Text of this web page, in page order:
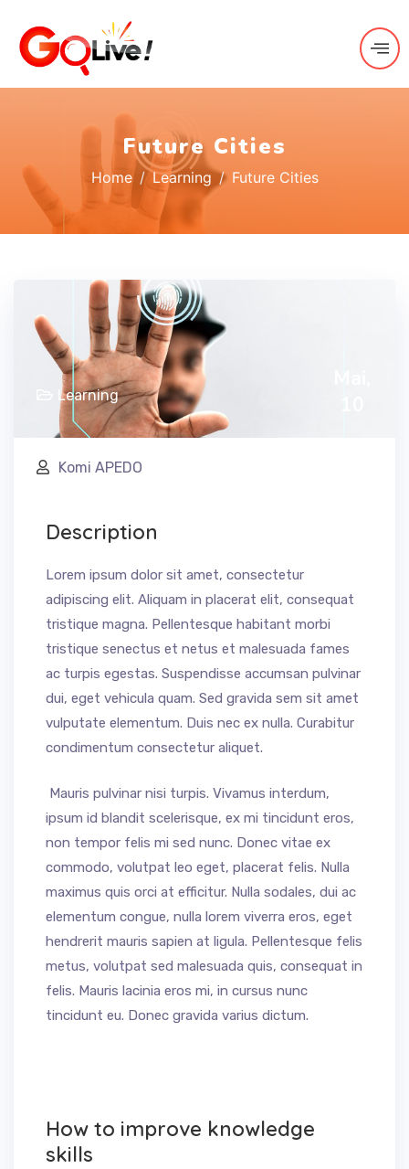
Future Cities
Home Learning Future Cities
Learning
Komi APEDO
Description
Lorem ipsum dolor sit amet, consectetur
adipiscing elit. Aliquam in placerat elit, consequat
tristique magna. Pellentesque habitant morbi
tristique senectus et netus et malesuada fames
ac turpis egestas. Suspendisse accumsan pulvinar
dui, eget vehicula quam. Sed gravida sem sit amet
vulputate elementum. Duis nec ex nulla. Curabitur
condimentum consectetur aliquet.
Mauris pulvinar nisi turpis. Vivamus interdum,
ipsum id blandit scelerisque, ex mi tincidunt eros,
non tempor felis mi sed nunc. Donec vitae ex
commodo, volutpat leo eget, placerat felis. Nulla
maximus quis orci at efficitur. Nulla sodales, dui ac
elementum congue, nulla lorem viverra eros, eget
hendrerit mauris sapien at ligula. Pellentesque felis
metus, volutpat sed malesuada quis, consequat in
felis. Mauris lacinia eros mi, in cursus nunc
tincidunt eu. Donec gravida varius dictum.
How to improve knowledge
skills